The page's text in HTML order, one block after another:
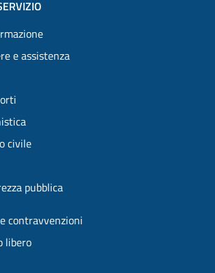
e assistenza
civile
pubblica
contravvenzioni
libero